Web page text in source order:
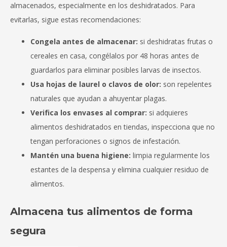
almacenados, especialmente en los deshidratados. Para
evitarlas, sigue estas recomendaciones:
Congela antes de almacenar: si deshidratas frutas o
cereales en casa, congélalos por 48 horas antes de
guardarlos para eliminar posibles larvas de insectos.
Usa hojas de laurel o clavos de olor: son repelentes
naturales que ayudan a ahuyentar plagas.
Verifica los envases al comprar: si adquieres
alimentos deshidratados en tiendas, inspecciona que no
tengan perforaciones o signos de infestación.
Mantén una buena higiene: limpia regularmente los
estantes de la despensa y elimina cualquier residuo de
alimentos.
Almacena tus alimentos de forma
segura